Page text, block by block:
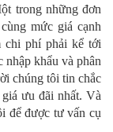
trong những đơn
mức giá cạnh
chi phí phải kể tới
khẩu và phân
chúng tôi tin chắc
ưu đãi nhất. Và
để được tư vấn cụ